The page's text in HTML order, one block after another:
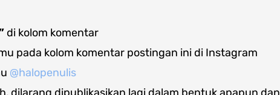
di kolom komentar
pada kolom komentar postingan ini di Instagram
@halopenulis